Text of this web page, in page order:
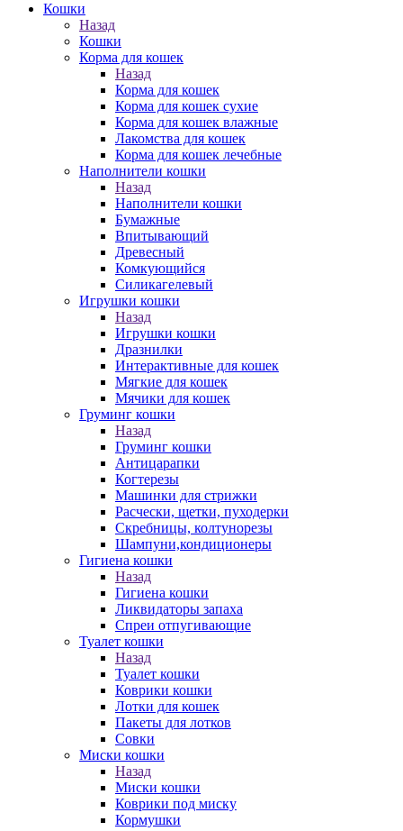
Кошки
Назад
Кошки
Корма для кошек
Назад
Корма для кошек
Корма для кошек сухие
Корма для кошек влажные
Лакомства для кошек
Корма для кошек лечебные
Наполнители кошки
Назад
Наполнители кошки
Бумажные
Впитывающий
Древесный
Комкующийся
Силикагелевый
Игрушки кошки
Назад
Игрушки кошки
Дразнилки
Интерактивные для кошек
Мягкие для кошек
Мячики для кошек
Груминг кошки
Назад
Груминг кошки
Антицарапки
Когтерезы
Машинки для стрижки
Расчески, щетки, пуходерки
Скребницы, колтунорезы
Шампуни,кондиционеры
Гигиена кошки
Назад
Гигиена кошки
Ликвидаторы запаха
Спреи отпугивающие
Туалет кошки
Назад
Туалет кошки
Коврики кошки
Лотки для кошек
Пакеты для лотков
Совки
Миски кошки
Назад
Миски кошки
Коврики под миску
Кормушки